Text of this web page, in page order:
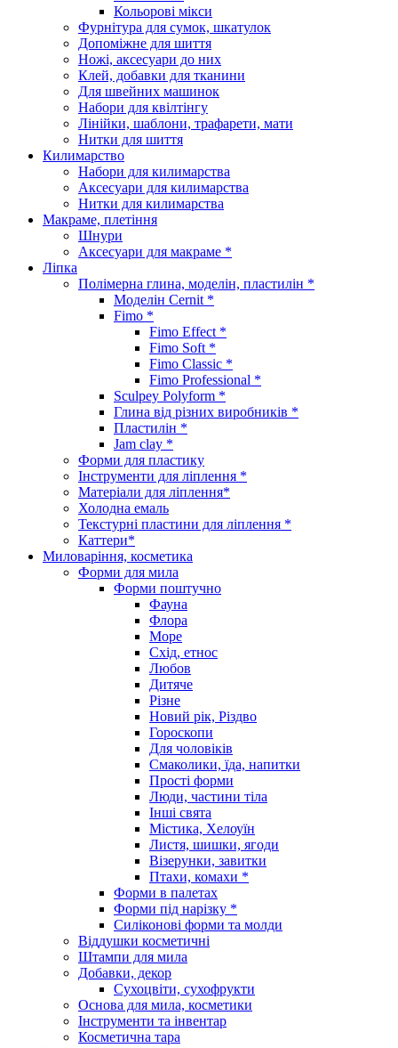
Кольорові мікси
Фурнітура для сумок, шкатулок
Допоміжне для шиття
Ножі, аксесуари до них
Клей, добавки для тканини
Для швейних машинок
Набори для квілтінгу
Лінійки, шаблони, трафарети, мати
Нитки для шиття
Килимарство
Набори для килимарства
Аксесуари для килимарства
Нитки для килимарства
Макраме, плетіння
Шнури
Аксесуари для макраме *
Ліпка
Полімерна глина, моделін, пластилін *
Моделін Cernit *
Fimo *
Fimo Effect *
Fimo Soft *
Fimo Classic *
Fimo Professional *
Sculpey Polyform *
Глина від різних виробників *
Пластилін *
Jam clay *
Форми для пластику
Інструменти для ліплення *
Матеріали для ліплення*
Холодна емаль
Текстурні пластини для ліплення *
Каттери*
Миловаріння, косметика
Форми для мила
Форми поштучно
Фауна
Флора
Море
Схід, етнос
Любов
Дитяче
Різне
Новий рік, Різдво
Гороскопи
Для чоловіків
Смаколики, їда, напитки
Прості форми
Люди, частини тіла
Інші свята
Містика, Хелоуїн
Листя, шишки, ягоди
Візерунки, завитки
Птахи, комахи *
Форми в палетах
Форми під нарізку *
Силіконові форми та молди
Віддушки косметичні
Штампи для мила
Добавки, декор
Сухоцвіти, сухофрукти
Основа для мила, косметики
Інструменти та інвентар
Косметична тара